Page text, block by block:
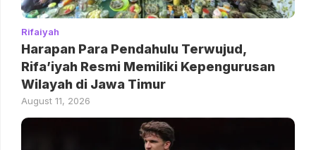
Rifaiyah
Harapan Para Pendahulu Terwujud,
Rifa’iyah Resmi Memiliki Kepengurusan
Wilayah di Jawa Timur
August 11, 2026